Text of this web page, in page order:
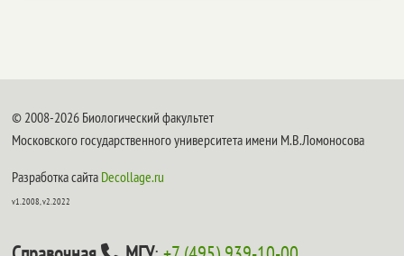
© 2008-2026 Биологический факультет
Московского государственного университета имени М.В.Ломоносова
Разработка сайта Decollage.ru
v1.2008, v2.2022